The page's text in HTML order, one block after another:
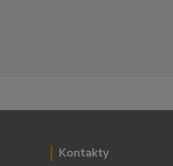
Kontakty